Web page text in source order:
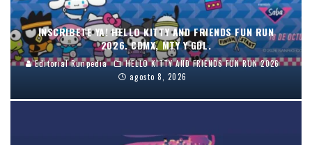
INSCRIBETE YA! HELLO KITTY AND FRIENDS FUN RUN
2026. CDMX, MTY Y GDL.
Editorial Runpedia
HELLO KITTY AND FRIENDS FUN RUN 2026
agosto 8, 2026